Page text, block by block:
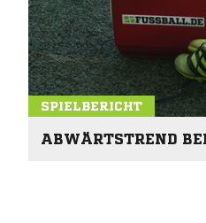
SPIELBERICHT
ABWÄRTSTREND